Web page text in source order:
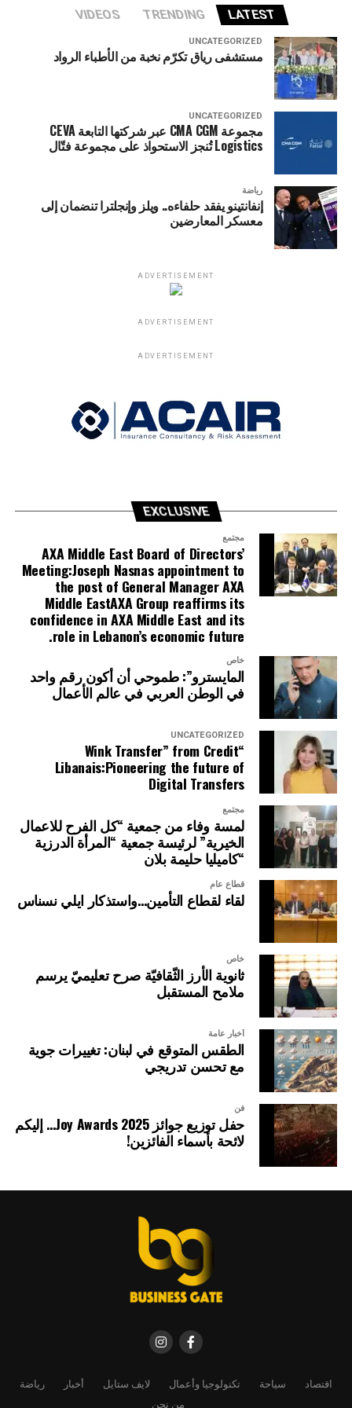
LATEST
TRENDING
VIDEOS
UNCATEGORIZED
مستشفى رياق تكرّم نخبة من الأطباء الرواد
UNCATEGORIZED
مجموعة CMA CGM عبر شركتها التابعة CEVA
Logistics تُنجز الاستحواذ على مجموعة فتّال
رياضة
إنفانتينو يفقد حلفاءه.. ويلز وإنجلترا تنضمان إلى
معسكر المعارضين
ADVERTISEMENT
ADVERTISEMENT
ADVERTISEMENT
EXCLUSIVE
مجتمع
AXA Middle East Board of Directors’
Meeting:Joseph Nasnas appointment to
the post of General Manager AXA
Middle EastAXA Group reaffirms its
confidence in AXA Middle East and its
role in Lebanon’s economic future.
خاص
المايسترو”: طموحي أن أكون رقم واحد
في الوطن العربي في عالم الأعمال
UNCATEGORIZED
“Wink Transfer” from Credit
Libanais:Pioneering the future of
Digital Transfers
مجتمع
لمسة وفاء من جمعية “كل الفرح للاعمال
الخيرية” لرئيسة جمعية “المرأة الدرزية
“كاميليا حليمة بلان
قطاع عام
لقاء لقطاع التأمين…واستذكار ايلي نسناس
خاص
ثانوية الأرز الثّقافيّة صرح تعليميّ يرسم
ملامح المستقبل
أخبار عامة
الطقس المتوقع في لبنان: تغييرات جوية
مع تحسن تدريجي
فن
حفل توزيع جوائز Joy Awards 2025… إليكم
لائحة بأسماء الفائزين!
اقتصاد سياحة تكنولوجيا وأعمال لايف ستايل أخبار
رياضة
من نحن